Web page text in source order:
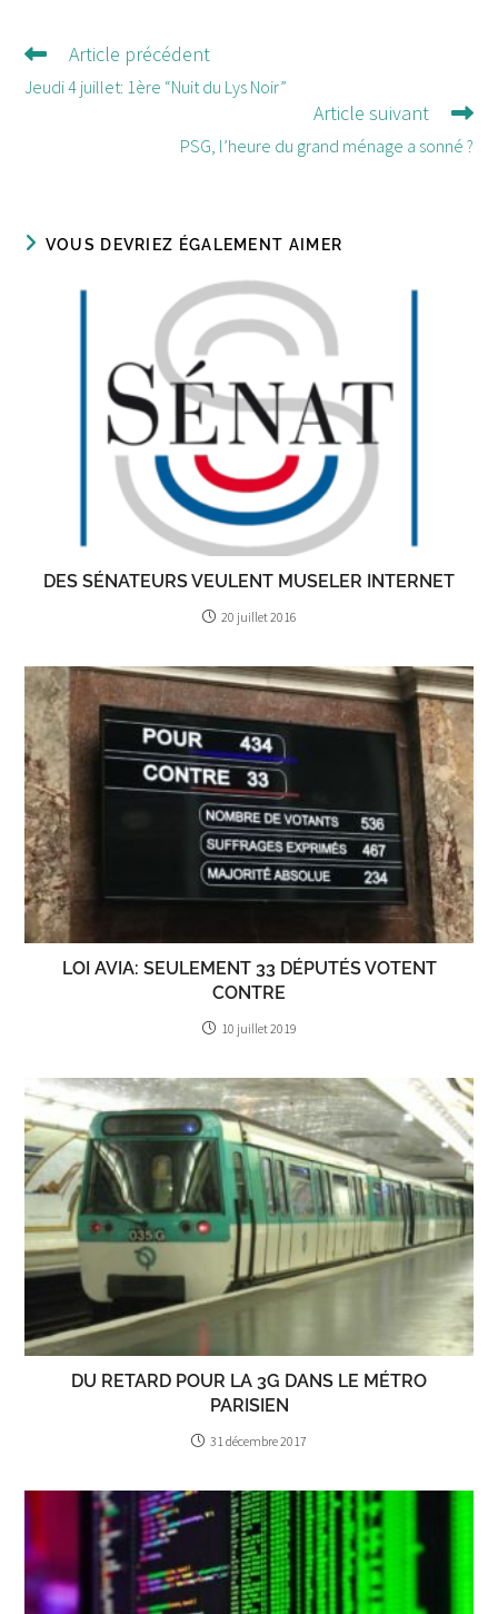
Lire
d'autres
Article précédent
Jeudi 4 juillet: 1ère “Nuit du Lys Noir”
Article suivant
PSG, l’heure du grand ménage a sonné ?
VOUS DEVRIEZ ÉGALEMENT AIMER
DES SÉNATEURS VEULENT MUSELER INTERNET
20 juillet 2016
LOI AVIA: SEULEMENT 33 DÉPUTÉS VOTENT
CONTRE
10 juillet 2019
DU RETARD POUR LA 3G DANS LE MÉTRO
PARISIEN
31 décembre 2017